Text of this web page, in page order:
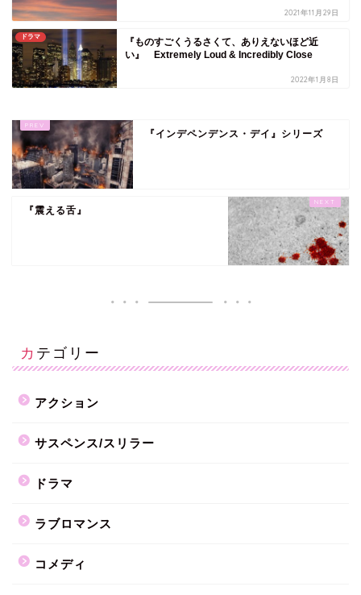
2021年11月29日
ドラマ
『ものすごくうるさくて、ありえないほど近
い』 Extremely Loud & Incredibly Close
2022年1月8日
『インデペンデンス・デイ』シリーズ
『震える舌』
カテゴリー
アクション
サスペンス/スリラー
ドラマ
ラブロマンス
コメディ